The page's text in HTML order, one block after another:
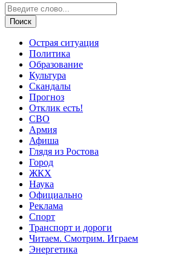
Острая ситуация
Политика
Образование
Культура
Скандалы
Прогноз
Отклик есть!
СВО
Армия
Афиша
Глядя из Ростова
Город
ЖКХ
Наука
Официально
Реклама
Спорт
Транспорт и дороги
Читаем. Смотрим. Играем
Энергетика